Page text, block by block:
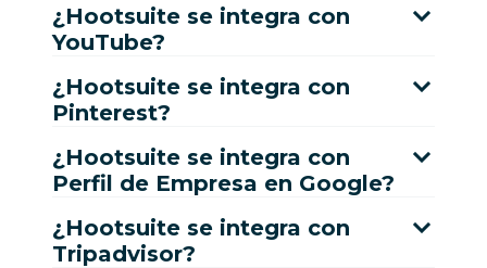
¿Hootsuite se integra con
YouTube?
¿Hootsuite se integra con
Pinterest?
¿Hootsuite se integra con
Perfil de Empresa en Google?
¿Hootsuite se integra con
Tripadvisor?